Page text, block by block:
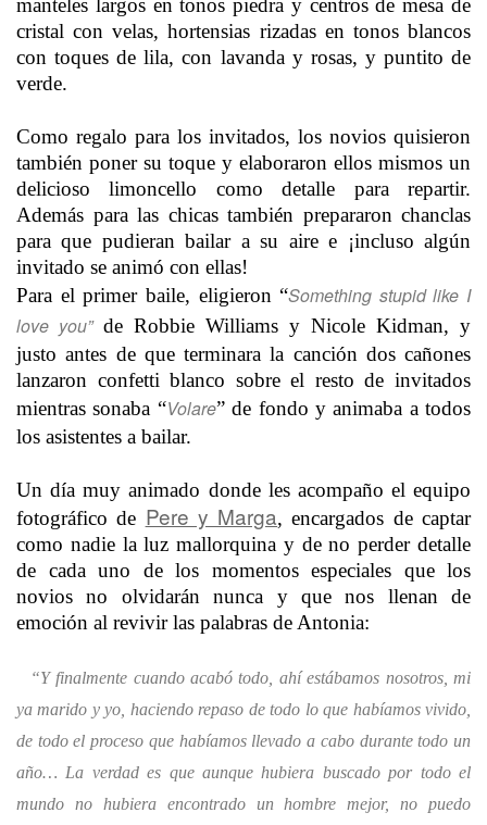
manteles largos en tonos piedra y centros de mesa de
cristal con velas, hortensias rizadas en tonos blancos
con toques de lila, con lavanda y rosas, y puntito de
verde.
Como regalo para los invitados, los novios quisieron
también poner su toque y elaboraron ellos mismos un
delicioso limoncello como detalle para repartir.
Además para las chicas también prepararon chanclas
para que pudieran bailar a su aire e ¡incluso algún
invitado se animó con ellas!
Para el primer baile, eligieron “Something stupid like I
love you”de Robbie Williams y Nicole Kidman, y
justo antes de que terminara la canción dos cañones
lanzaron confetti blanco sobre el resto de invitados
mientras sonaba “Volare” de fondo y animaba a todos
los asistentes a bailar.
Un día muy animado donde les acompaño el equipo
fotográfico de Pere y Marga, encargados de captar
como nadie la luz mallorquina y de no perder detalle
de cada uno de los momentos especiales que los
novios no olvidarán nunca y que nos llenan de
emoción al revivir las palabras de Antonia:
“Y finalmente cuando acabó todo, ahí estábamos nosotros, mi
ya marido y yo, haciendo repaso de todo lo que habíamos vivido,
de todo el proceso que habíamos llevado a cabo durante todo un
año… La verdad es que aunque hubiera buscado por todo el
mundo no hubiera encontrado un hombre mejor, no puedo